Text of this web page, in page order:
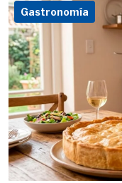
Gastronomía